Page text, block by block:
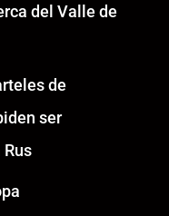
del Valle de
de
ser